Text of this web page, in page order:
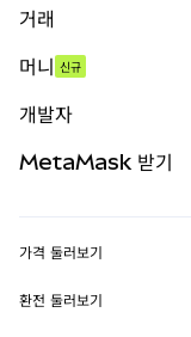
거래
무기한 선물
실물자산
머니 신규
개발자
MetaMask Connect
MetaMask 받기
가격 둘러보기
이더리움 가격
환전 둘러보기